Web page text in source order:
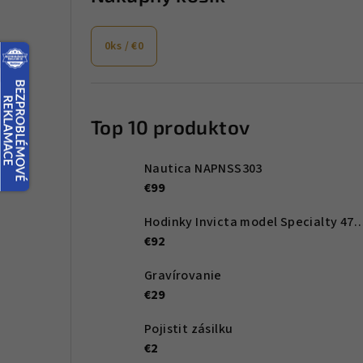
0ks /€0
Top 10 produktov
Nautica NAPNSS303
€99
Hodinky Invicta
€92
Gravírovanie
€29
Pojistit zásilku
€2